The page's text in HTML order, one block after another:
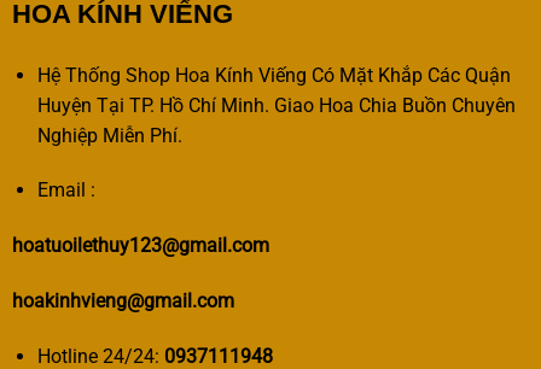
HOA KÍNH VIẾNG
Hệ Thống Shop Hoa Kính Viếng Có Mặt Khắp Các Quận
Huyện Tại TP. Hồ Chí Minh. Giao Hoa Chia Buồn Chuyên
Nghiệp Miễn Phí.
Email :
hoatuoilethuy123@gmail.com
hoakinhvieng@gmail.com
Hotline 24/24: 0937111948